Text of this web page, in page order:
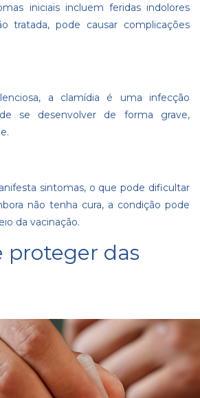
iniciais incluem feridas indolores
tratada, pode causar complicações
a clamídia é uma infecção
se desenvolver de forma grave,
sintomas, o que pode dificultar
não tenha cura, a condição pode
da vacinação.
proteger das